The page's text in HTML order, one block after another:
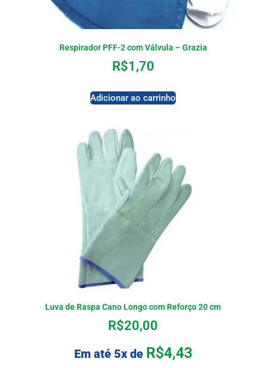
Respirador PFF-2 com Válvula – Grazia
R$1,70
Adicionar ao carrinho
Luva de Raspa Cano Longo com Reforço 20 cm
R$20,00
Em até 5x de R$4,43